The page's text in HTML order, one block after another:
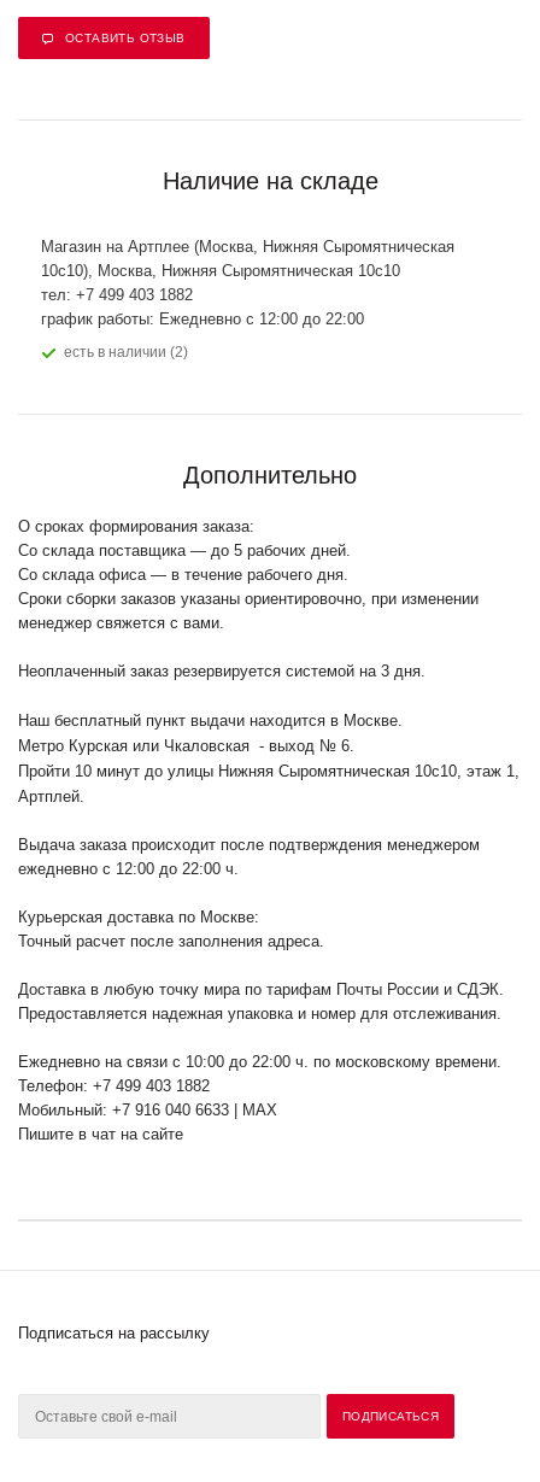
ОСТАВИТЬ ОТЗЫВ
Наличие на складе
Магазин на Артплее (Москва, Нижняя Сыромятническая
10с10), Москва, Нижняя Сыромятническая 10с10
тел: +7 499 403 1882
график работы: Ежедневно с 12:00 до 22:00
Есть в наличии (2)
Дополнительно
О сроках формирования заказа:
Со склада поставщика — до 5 рабочих дней.
Со склада офиса — в течение рабочего дня.
Сроки сборки заказов указаны ориентировочно, при изменении
менеджер свяжется с вами.
Неоплаченный заказ резервируется системой на 3 дня.
Наш бесплатный пункт выдачи находится в Москве.
Метро Курская или Чкаловская - выход № 6.
Пройти 10 минут до улицы Нижняя Сыромятническая 10с10, этаж 1,
Артплей.
Выдача заказа происходит после подтверждения менеджером
ежедневно с 12:00 до 22:00 ч.
Курьерская доставка по Москве:
Точный расчет после заполнения адреса.
Доставка в любую точку мира по тарифам Почты России и СДЭК.
Предоставляется надежная упаковка и номер для отслеживания.
Ежедневно на связи с 10:00 до 22:00 ч. по московскому времени.
Телефон: +7 499 403 1882
Мобильный: +7 916 040 6633 | MAX
Пишите в чат на сайте
Подписаться на рассылку